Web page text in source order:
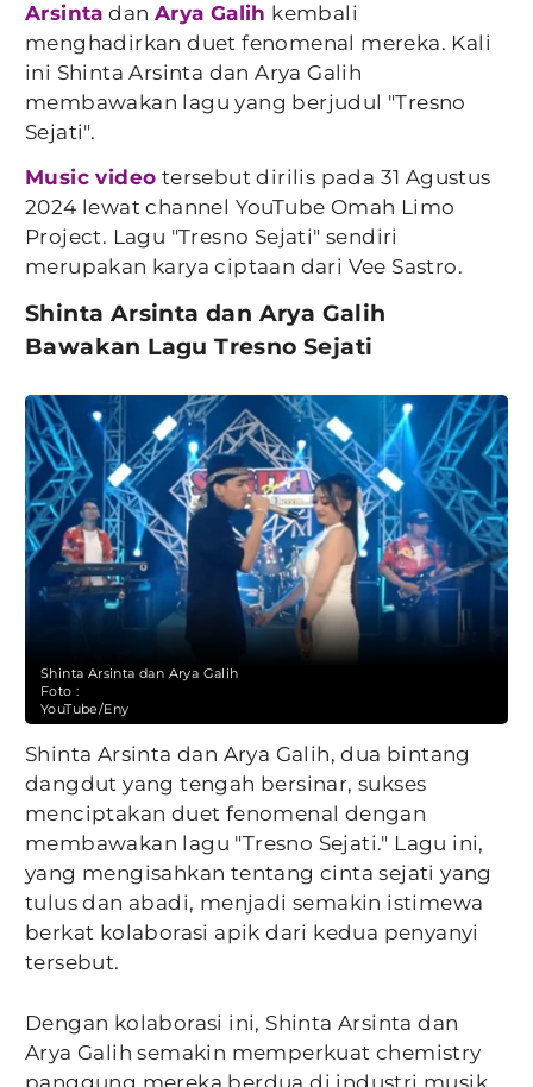
Arsinta dan Arya Galih kembali
menghadirkan duet fenomenal mereka. Kali
ini Shinta Arsinta dan Arya Galih
membawakan lagu yang berjudul "Tresno
Sejati".
Music video tersebut dirilis pada 31 Agustus
2024 lewat channel YouTube Omah Limo
Project. Lagu "Tresno Sejati" sendiri
merupakan karya ciptaan dari Vee Sastro.
Shinta Arsinta dan Arya Galih
Bawakan Lagu Tresno Sejati
Shinta Arsinta dan Arya Galih
Foto :
YouTube/Eny
Shinta Arsinta dan Arya Galih, dua bintang
dangdut yang tengah bersinar, sukses
menciptakan duet fenomenal dengan
membawakan lagu "Tresno Sejati." Lagu ini,
yang mengisahkan tentang cinta sejati yang
tulus dan abadi, menjadi semakin istimewa
berkat kolaborasi apik dari kedua penyanyi
tersebut.
Dengan kolaborasi ini, Shinta Arsinta dan
Arya Galih semakin memperkuat chemistry